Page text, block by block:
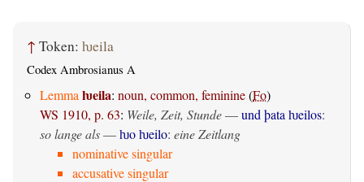
↑ Token: ƕeila
Codex Ambrosianus A
Lemma ƕeila: noun, common, feminine(Fo)
WS 1910, p. 63: Weile, Zeit, Stunde—und þata ƕeilos:
so lange als—ƕo ƕeilo: eine Zeitlang
nominative singular
accusative singular